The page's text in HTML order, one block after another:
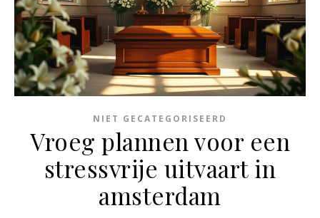
NIET GECATEGORISEERD
Vroeg plannen voor een
stressvrije uitvaart in
amsterdam